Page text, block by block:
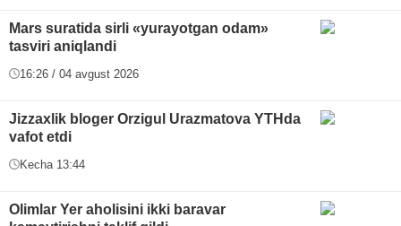
Mars suratida sirli «yurayotgan odam»
tasviri aniqlandi
16:26 / 04 avgust 2026
Jizzaxlik bloger Orzigul Urazmatova YTHda
vafot etdi
Kecha 13:44
Olimlar Yer aholisini ikki baravar